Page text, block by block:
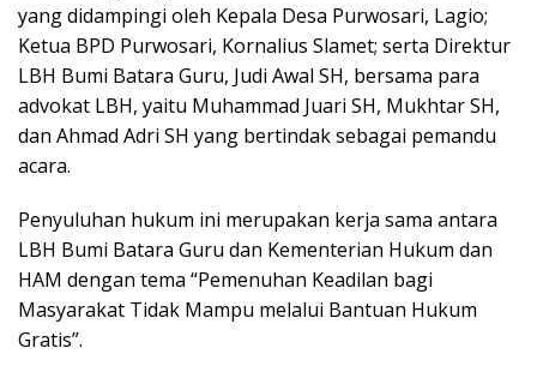
yang didampingi oleh Kepala Desa Purwosari, Lagio;
Ketua BPD Purwosari, Kornalius Slamet; serta Direktur
LBH Bumi Batara Guru, Judi Awal SH, bersama para
advokat LBH, yaitu Muhammad Juari SH, Mukhtar SH,
dan Ahmad Adri SH yang bertindak sebagai pemandu
acara.
Penyuluhan hukum ini merupakan kerja sama antara
LBH Bumi Batara Guru dan Kementerian Hukum dan
HAM dengan tema “Pemenuhan Keadilan bagi
Masyarakat Tidak Mampu melalui Bantuan Hukum
Gratis”.